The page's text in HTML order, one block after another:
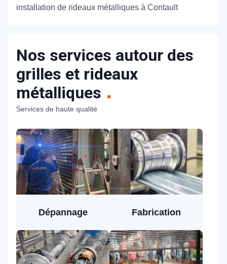
installation de rideaux métalliques à Contault
Nos services autour des
grilles et rideaux
métalliques
Services de haute qualité
Dépannage Fabrication